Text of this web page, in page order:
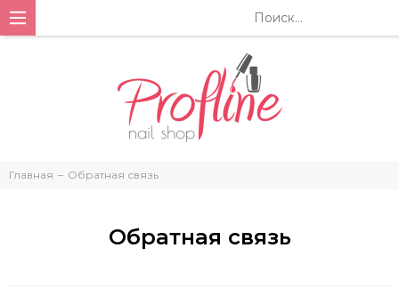
Главная Обратная связь
Обратная связь